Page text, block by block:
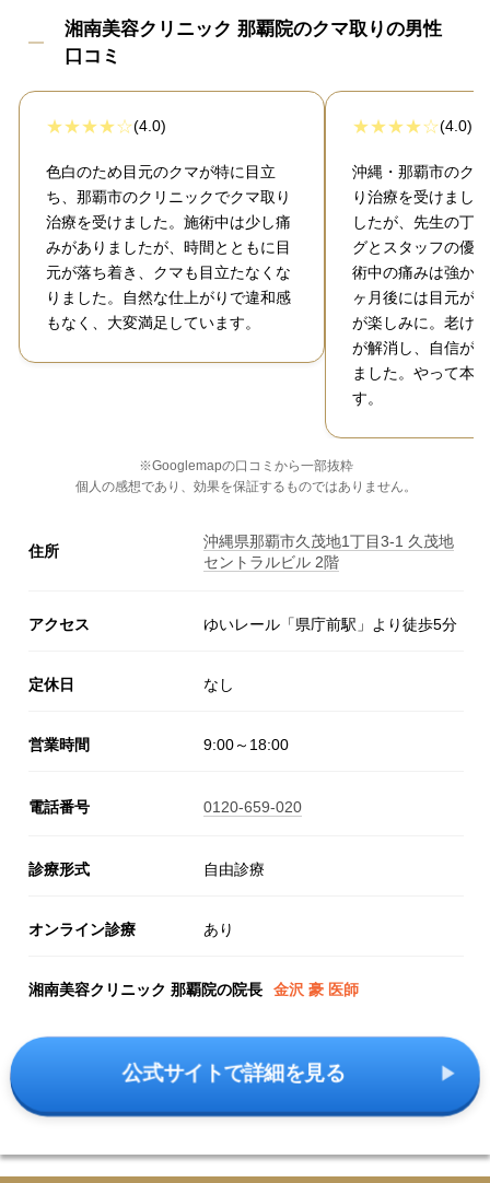
湘南美容クリニック 那覇院のクマ取りの男性
口コミ
(4.0)
色白のため目元のクマが特に目立
ち、那覇市のクリニックでクマ取り
治療を受けました。施術中は少し痛
みがありましたが、時間とともに目
元が落ち着き、クマも目立たなくな
りました。自然な仕上がりで違和感
もなく、大変満足しています。
(4.0)
沖縄・那覇市のク
り治療を受けまし
したが、先生の丁
グとスタッフの優
術中の痛みは強か
ヶ月後には目元が
が楽しみに。老け
が解消し、自信が
ました。やって本
す。
※Googlemapの口コミから一部抜粋
個人の感想であり、効果を保証するものではありません。
住所
沖縄県那覇市久茂地1丁目3-1 久茂地
セントラルビル 2階
アクセス ゆいレール「県庁前駅」より徒歩5分
定休日 なし
営業時間 9:00～18:00
電話番号 0120-659-020
診療形式 自由診療
オンライン診療 あり
湘南美容クリニック 那覇院の院長 金沢 豪 医師
公式サイトで詳細を見る